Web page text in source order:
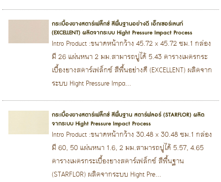
กระเบื้องยางสตาร์เฟล็กซ์ สีพื้นฐานอย่างดี เอ็กเซอร์เลนท์
(EXCELLENT) ผลิตจากระบบ Hight Pressure Impact Process
Intro Product :ขนาดหน้ากว้าง 45.72 x 45.72 ซม.1 กล่อง
มี 26 แผ่นหนา 2 มม.สามารถปูได้ 5.43 ตารางเมตรกระ
เบื้องยางสตาร์เฟล็กซ์ สีพื้นอย่างดี (EXCELLENT) ผลิตจาก
ระบบ Hight Pressure Impa...
กระเบื้องยางสตาร์เฟล็กซ์ สีพื้นฐาน สตาร์ฟลอร์ (STARFLOR) ผลิต
จากระบบ Hight Pressure Impact Process
Intro Product :ขนาดหน้ากว้าง 30.48 x 30.48 ซม.1 กล่อง
มี 60, 50 แผ่นหนา 1.6, 2 มม.สามารถปูได้ 5.57, 4.65
ตารางเมตรกระเบื้องยางสตาร์เฟล็กซ์ สีพื้นฐาน
(STARFLOR) ผลิตจากระบบ Hight Pre...